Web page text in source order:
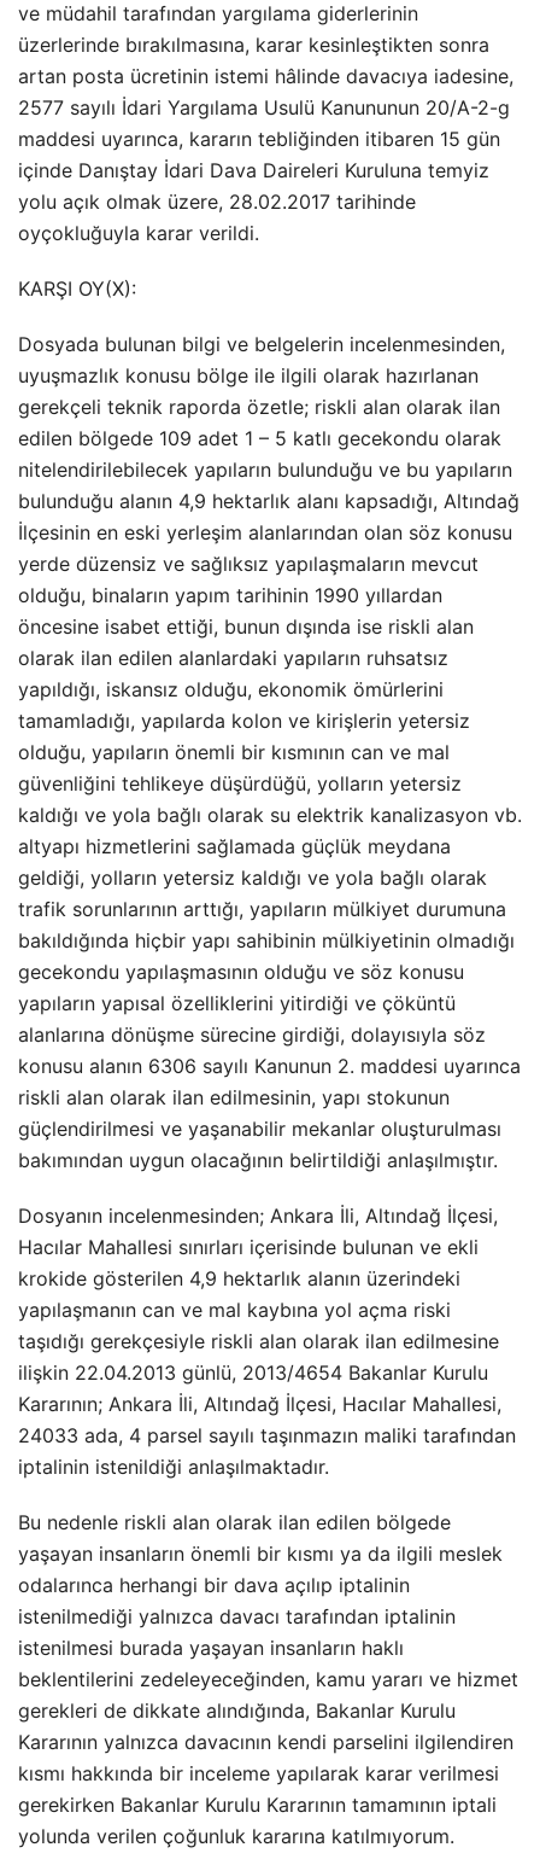
ve müdahil tarafından yargılama giderlerinin
üzerlerinde bırakılmasına, karar kesinleştikten sonra
artan posta ücretinin istemi hâlinde davacıya iadesine,
2577 sayılı İdari Yargılama Usulü Kanununun 20/A-2-g
maddesi uyarınca, kararın tebliğinden itibaren 15 gün
içinde Danıştay İdari Dava Daireleri Kuruluna temyiz
yolu açık olmak üzere, 28.02.2017 tarihinde
oyçokluğuyla karar verildi.
KARŞI OY(X):
Dosyada bulunan bilgi ve belgelerin incelenmesinden,
uyuşmazlık konusu bölge ile ilgili olarak hazırlanan
gerekçeli teknik raporda özetle; riskli alan olarak ilan
edilen bölgede 109 adet 1 – 5 katlı gecekondu olarak
nitelendirilebilecek yapıların bulunduğu ve bu yapıların
bulunduğu alanın 4,9 hektarlık alanı kapsadığı, Altındağ
İlçesinin en eski yerleşim alanlarından olan söz konusu
yerde düzensiz ve sağlıksız yapılaşmaların mevcut
olduğu, binaların yapım tarihinin 1990 yıllardan
öncesine isabet ettiği, bunun dışında ise riskli alan
olarak ilan edilen alanlardaki yapıların ruhsatsız
yapıldığı, iskansız olduğu, ekonomik ömürlerini
tamamladığı, yapılarda kolon ve kirişlerin yetersiz
olduğu, yapıların önemli bir kısmının can ve mal
güvenliğini tehlikeye düşürdüğü, yolların yetersiz
kaldığı ve yola bağlı olarak su elektrik kanalizasyon vb.
altyapı hizmetlerini sağlamada güçlük meydana
geldiği, yolların yetersiz kaldığı ve yola bağlı olarak
trafik sorunlarının arttığı, yapıların mülkiyet durumuna
bakıldığında hiçbir yapı sahibinin mülkiyetinin olmadığı
gecekondu yapılaşmasının olduğu ve söz konusu
yapıların yapısal özelliklerini yitirdiği ve çöküntü
alanlarına dönüşme sürecine girdiği, dolayısıyla söz
konusu alanın 6306 sayılı Kanunun 2. maddesi uyarınca
riskli alan olarak ilan edilmesinin, yapı stokunun
güçlendirilmesi ve yaşanabilir mekanlar oluşturulması
bakımından uygun olacağının belirtildiği anlaşılmıştır.
Dosyanın incelenmesinden; Ankara İli, Altındağ İlçesi,
Hacılar Mahallesi sınırları içerisinde bulunan ve ekli
krokide gösterilen 4,9 hektarlık alanın üzerindeki
yapılaşmanın can ve mal kaybına yol açma riski
taşıdığı gerekçesiyle riskli alan olarak ilan edilmesine
ilişkin 22.04.2013 günlü, 2013/4654 Bakanlar Kurulu
Kararının; Ankara İli, Altındağ İlçesi, Hacılar Mahallesi,
24033 ada, 4 parsel sayılı taşınmazın maliki tarafından
iptalinin istenildiği anlaşılmaktadır.
Bu nedenle riskli alan olarak ilan edilen bölgede
yaşayan insanların önemli bir kısmı ya da ilgili meslek
odalarınca herhangi bir dava açılıp iptalinin
istenilmediği yalnızca davacı tarafından iptalinin
istenilmesi burada yaşayan insanların haklı
beklentilerini zedeleyeceğinden, kamu yararı ve hizmet
gerekleri de dikkate alındığında, Bakanlar Kurulu
Kararının yalnızca davacının kendi parselini ilgilendiren
kısmı hakkında bir inceleme yapılarak karar verilmesi
gerekirken Bakanlar Kurulu Kararının tamamının iptali
yolunda verilen çoğunluk kararına katılmıyorum.